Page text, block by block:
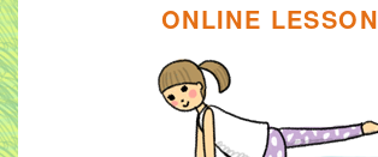
ONLINE LESSON